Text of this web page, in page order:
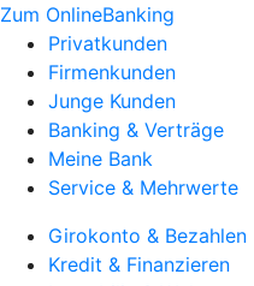
Zum OnlineBanking
Privatkunden
Firmenkunden
Junge Kunden
Banking & Verträge
Meine Bank
Service & Mehrwerte
Girokonto & Bezahlen
Kredit & Finanzieren